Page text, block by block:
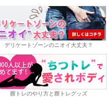
デリケートゾーンのニオイ大丈夫？
膣トレのやり方と膣トレグッズ